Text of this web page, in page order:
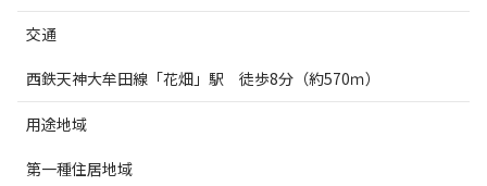
交通
西鉄天神大牟田線「花畑」駅 徒歩8分（約570ｍ）
用途地域
第一種住居地域